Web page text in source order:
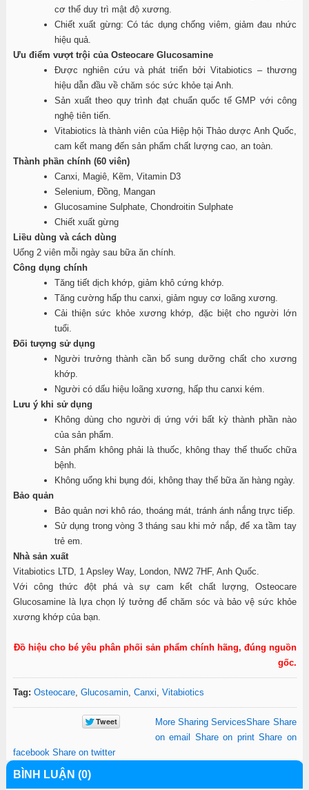
cơ thể duy trì mật độ xương.
Chiết xuất gừng: Có tác dụng chống viêm, giảm đau nhức
hiệu quả.
Ưu điểm vượt trội của Osteocare Glucosamine
Được nghiên cứu và phát triển bởi Vitabiotics – thương
hiệu dẫn đầu về chăm sóc sức khỏe tại Anh.
Sản xuất theo quy trình đạt chuẩn quốc tế GMP với công
nghệ tiên tiến.
Vitabiotics là thành viên của Hiệp hội Thảo dược Anh Quốc,
cam kết mang đến sản phẩm chất lượng cao, an toàn.
Thành phần chính (60 viên)
Canxi, Magiê, Kẽm, Vitamin D3
Selenium, Đồng, Mangan
Glucosamine Sulphate, Chondroitin Sulphate
Chiết xuất gừng
Liều dùng và cách dùng
Uống 2 viên mỗi ngày sau bữa ăn chính.
Công dụng chính
Tăng tiết dịch khớp, giảm khô cứng khớp.
Tăng cường hấp thu canxi, giảm nguy cơ loãng xương.
Cải thiện sức khỏe xương khớp, đặc biệt cho người lớn
tuổi.
Đối tượng sử dụng
Người trưởng thành cần bổ sung dưỡng chất cho xương
khớp.
Người có dấu hiệu loãng xương, hấp thu canxi kém.
Lưu ý khi sử dụng
Không dùng cho người dị ứng với bất kỳ thành phần nào
của sản phẩm.
Sản phẩm không phải là thuốc, không thay thế thuốc chữa
bệnh.
Không uống khi bụng đói, không thay thế bữa ăn hàng ngày.
Bảo quản
Bảo quản nơi khô ráo, thoáng mát, tránh ánh nắng trực tiếp.
Sử dụng trong vòng 3 tháng sau khi mở nắp, để xa tầm tay
trẻ em.
Nhà sản xuất
Vitabiotics LTD, 1 Apsley Way, London, NW2 7HF, Anh Quốc.
Với công thức đột phá và sự cam kết chất lượng, Osteocare
Glucosamine là lựa chọn lý tưởng để chăm sóc và bảo vệ sức khỏe
xương khớp của bạn.
Đồ hiệu cho bé yêu phân phối sản phẩm chính hãng, đúng nguồn
gốc.
Tag: Osteocare, Glucosamin, Canxi, Vitabiotics
More Sharing ServicesShare Share
on email
Share on print Share on
facebook Share on twitter
BÌNH LUẬN (0)